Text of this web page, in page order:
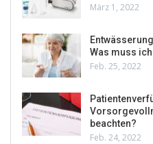
März 1, 2022
Was muss
Feb. 25, 2022
beachten?
Feb. 24, 2022